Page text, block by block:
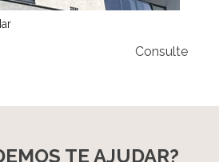
Consulte
TE AJUDAR?